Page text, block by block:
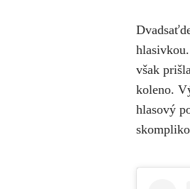
však
koleno.
hlasový